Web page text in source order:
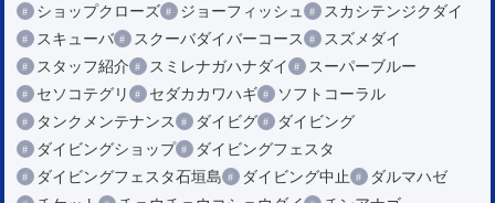
ショップクローズ
ジョーフィッシュ
スカシテンジクダイ
スキューバ
スクーバダイバーコース
スズメダイ
スタッフ紹介
スミレナガハナダイ
スーパーブルー
セソコテグリ
セダカカワハギ
ソフトコーラル
タンクメンテナンス
ダイビグ
ダイビング
ダイビングショップ
ダイビングフェスタ
ダイビングフェスタ石垣島
ダイビング中止
ダルマハゼ